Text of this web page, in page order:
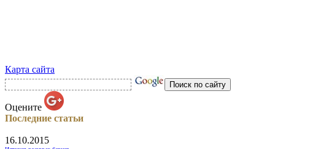
Карта сайта
Оцените
Последние статьи
16.10.2015